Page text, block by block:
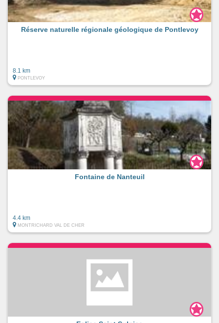
Réserve naturelle régionale géologique de Pontlevoy
8.1 km
PONTLEVOY
Fontaine de Nanteuil
4.4 km
MONTRICHARD VAL DE CHER